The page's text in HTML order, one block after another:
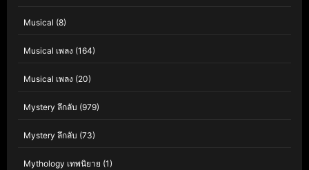
Musical (8)
Musical เพลง (164)
Musical เพลง (20)
Mystery ลึกลับ (979)
Mystery ลึกลับ (73)
Mythology เทพนิยาย (1)